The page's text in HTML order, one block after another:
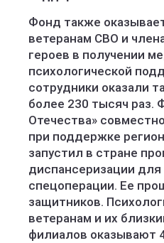
Фонд также
ветеранам СВО и
героев в получении
психологической
сотрудники оказали
более 230 тысяч раз.
Отечества»
при поддержке
запустил в стране
диспансеризации для
спецоперации. Ее
защитников.
ветеранам и их
филиалов оказывают